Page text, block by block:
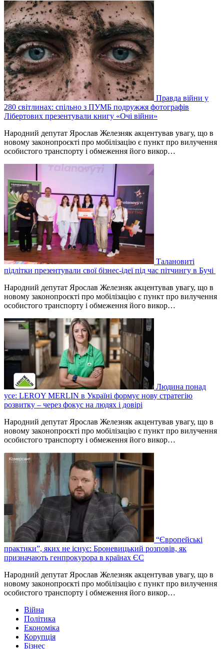
Правда війни у
280 світлинах: спільно з ПУМБ подружжя фотографів
Лібертових презентували книгу «Очі війни»
Народний депутат Ярослав Железняк акцентував увагу, що в
новому законопроєкті про мобілізацію є пункт про вилучення
особистого транспорту і обмеження його викор…
Талановиті
підлітки презентували свої бізнес-ідеї під час пітчингу в Бучі
Народний депутат Ярослав Железняк акцентував увагу, що в
новому законопроєкті про мобілізацію є пункт про вилучення
особистого транспорту і обмеження його викор…
Людина понад
усе: LEROY MERLIN в Україні формує нову стратегію
розвитку – через фокус на людях і довірі
Народний депутат Ярослав Железняк акцентував увагу, що в
новому законопроєкті про мобілізацію є пункт про вилучення
особистого транспорту і обмеження його викор…
“Європейські
практики”, яких не існує: Броневицький розповів, як
призначають генпрокурора в країнах ЄС
Народний депутат Ярослав Железняк акцентував увагу, що в
новому законопроєкті про мобілізацію є пункт про вилучення
особистого транспорту і обмеження його викор…
Війна
Політика
Економіка
Корупція
Бізнес